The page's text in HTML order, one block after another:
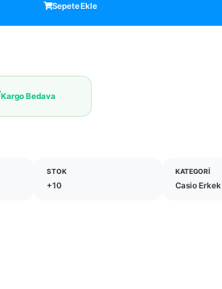
Sepete Ekle
Kargo Bedava
STOK
+10
KATEGORI
Casio